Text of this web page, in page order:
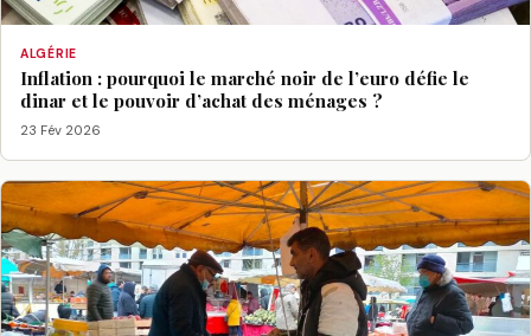
ALGÉRIE
Inflation : pourquoi le marché noir de l’euro défie le
dinar et le pouvoir d’achat des ménages ?
23 Fév 2026